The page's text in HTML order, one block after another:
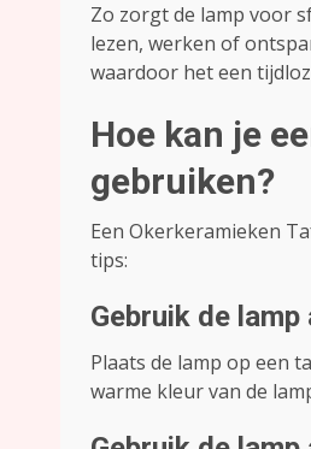
Zo zorgt de lamp voor
lezen, werken of
waardoor het een
Hoe kan je
gebruiken?
Een Okerkeramieken
tips:
Gebruik de
Plaats de lamp op een
warme kleur van de